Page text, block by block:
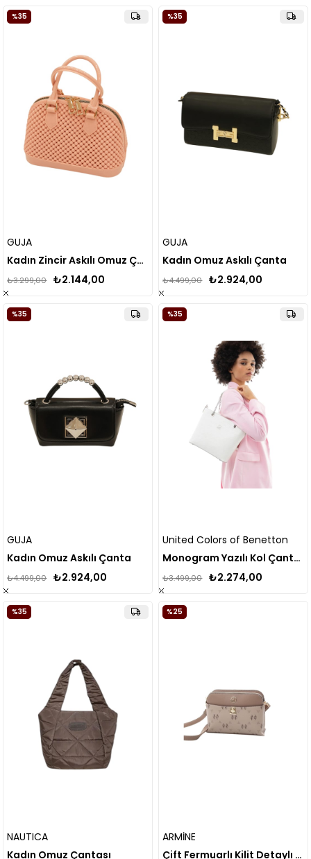
GUJA
Kadın Zincir Askılı Omuz Çanta 25YG107
₺2.144,00
₺3.299,00
%35
GUJA
Kadın Omuz Askılı Çanta
₺2.924,00
₺4.499,00
%35
GUJA
Kadın Omuz Askılı Çanta
₺2.924,00
₺4.499,00
%35
United Colors of Benetton
Monogram Yazılı Kol Çantası
₺2.274,00
₺3.499,00
%35
NAUTICA
Kadın Omuz Çantası
%35
ARMİNE
Çift Fermuarlı Kilit Detaylı El ve Omuz Çantası
%25